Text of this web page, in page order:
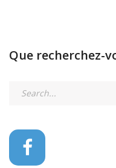
Que recherchez-